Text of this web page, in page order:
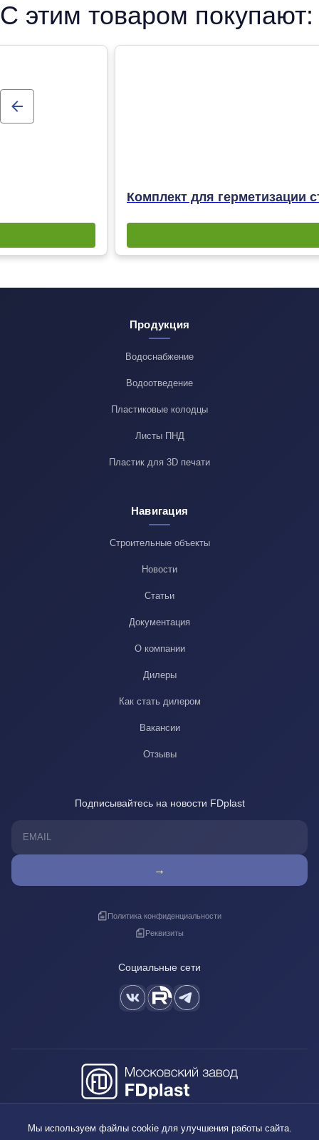
С этим товаром покупают:
Комплект для герметизации
Продукция
Водоснабжение
Водоотведение
Пластиковые колодцы
Листы ПНД
Пластик для 3D печати
Навигация
Строительные объекты
Новости
Статьи
Документация
О компании
Дилеры
Как стать дилером
Вакансии
Отзывы
Подписывайтесь на новости FDplast
→
Политика конфиденциальности
Реквизиты
Социальные сети
sales@fdplast.ru
Мы используем файлы cookie для улучшения работы сайта.